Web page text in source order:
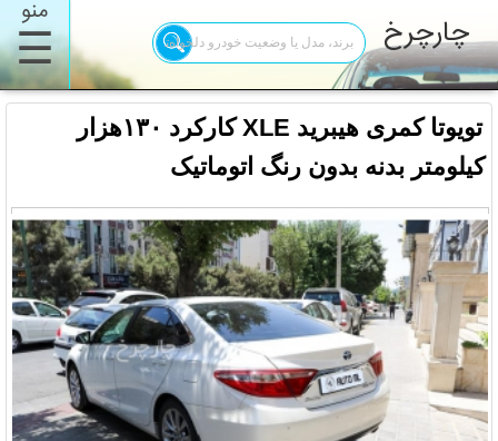
منو
☰ چارچرخ
تویوتا کمری هیبرید XLE کارکرد ۱۳۰هزار
کیلومتر بدنه بدون رنگ اتوماتیک